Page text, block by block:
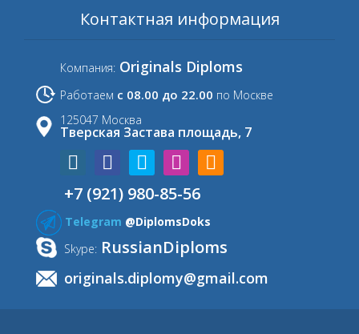
Контактная информация
Компания: Originals Diploms
Работаем с 08.00 до 22.00 по Москве
125047 Москва
Тверская Застава площадь, 7
+7 (921) 980-85-56
Telegram @DiplomsDoks
Skype: RussianDiploms
originals.diplomy@gmail.com